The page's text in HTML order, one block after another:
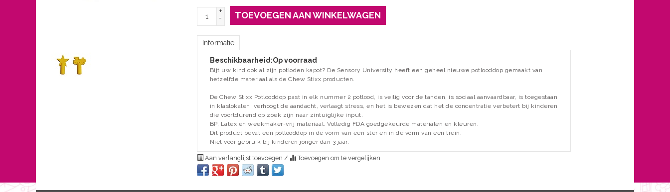
+
-
TOEVOEGEN AAN WINKELWAGEN
Informatie
Beschikbaarheid:Op voorraad
Bijt uw kind ook al zijn potloden kapot? De Sensory University heeft een geheel nieuwe potlooddop gemaakt van
hetzelfde materiaal als de Chew Stixx producten.
De Chew Stixx Potlooddop past in elk nummer 2 potlood, is veilig voor de tanden, is sociaal aanvaardbaar, is toegestaan
​​in klaslokalen, verhoogt de aandacht, verlaagt stress, en het is bewezen dat het de concentratie verbetert bij kinderen
die voortdurend op zoek zijn naar zintuiglijke input.
BP, Latex en weekmaker-vrij materiaal. Volledig FDA goedgekeurde materialen en kleuren.
Dit product bevat een potlooddop in de vorm van een ster en in de vorm van een trein.
Niet voor gebruik bij kinderen jonger dan 3 jaar.
Aan verlanglijst toevoegen / Toevoegen om te vergelijken